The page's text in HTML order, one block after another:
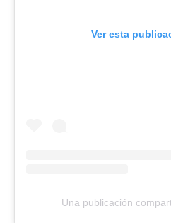
Ver esta
Una publicación